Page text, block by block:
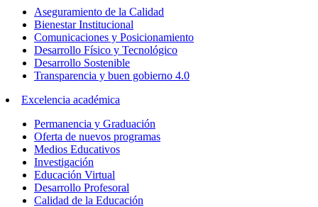
Aseguramiento de la Calidad
Bienestar Institucional
Comunicaciones y Posicionamiento
Desarrollo Físico y Tecnológico
Desarrollo Sostenible
Transparencia y buen gobierno 4.0
Excelencia académica
Permanencia y Graduación
Oferta de nuevos programas
Medios Educativos
Investigación
Educación Virtual
Desarrollo Profesoral
Calidad de la Educación